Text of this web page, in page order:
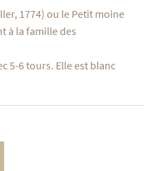
1774) ou le Petit moine
à la famille des
5-6 tours. Elle est blanc